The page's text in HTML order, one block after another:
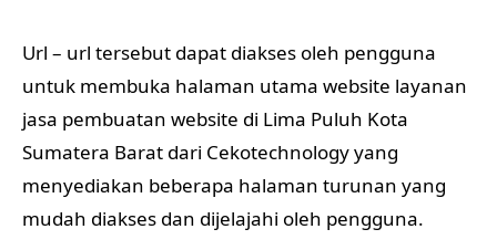
Url – url tersebut dapat diakses oleh pengguna
untuk membuka halaman utama website layanan
jasa pembuatan website di Lima Puluh Kota
Sumatera Barat dari Cekotechnology yang
menyediakan beberapa halaman turunan yang
mudah diakses dan dijelajahi oleh pengguna.